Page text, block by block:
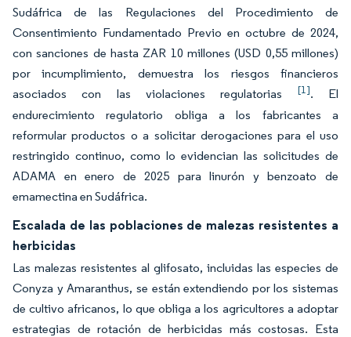
Sudáfrica de las Regulaciones del Procedimiento de
Consentimiento Fundamentado Previo en octubre de 2024,
con sanciones de hasta ZAR 10 millones (USD 0,55 millones)
por incumplimiento, demuestra los riesgos financieros
asociados con las violaciones regulatorias [1]. El
endurecimiento regulatorio obliga a los fabricantes a
reformular productos o a solicitar derogaciones para el uso
restringido continuo, como lo evidencian las solicitudes de
ADAMA en enero de 2025 para linurón y benzoato de
emamectina en Sudáfrica.
Escalada de las poblaciones de malezas resistentes a
herbicidas
Las malezas resistentes al glifosato, incluidas las especies de
Conyza y Amaranthus, se están extendiendo por los sistemas
de cultivo africanos, lo que obliga a los agricultores a adoptar
estrategias de rotación de herbicidas más costosas. Esta